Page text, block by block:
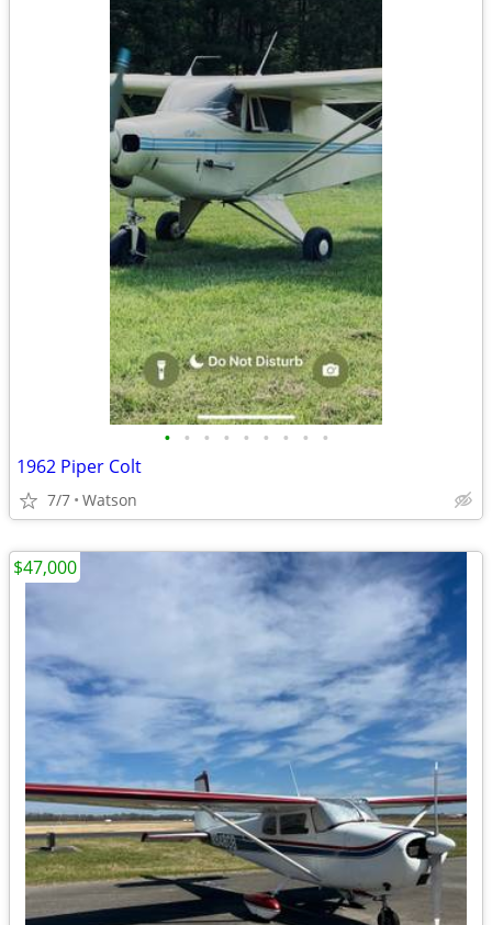
• • • • • • • • •
1962 Piper Colt
7/7 Watson
$47,000